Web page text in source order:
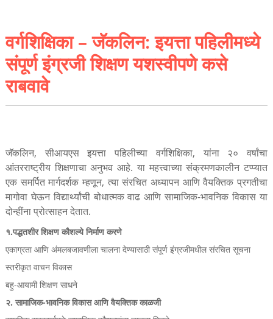
वर्गशिक्षिका – जॅकलिन: इयत्ता पहिलीमध्ये
संपूर्ण इंग्रजी शिक्षण यशस्वीपणे कसे
राबवावे
जॅकलिन, सीआयएस इयत्ता पहिलीच्या वर्गशिक्षिका, यांना २० वर्षांचा
आंतरराष्ट्रीय शिक्षणाचा अनुभव आहे. या महत्त्वाच्या संक्रमणकालीन टप्प्यात
एक समर्पित मार्गदर्शक म्हणून, त्या संरचित अध्यापन आणि वैयक्तिक प्रगतीचा
मागोवा घेऊन विद्यार्थ्यांची बोधात्मक वाढ आणि सामाजिक-भावनिक विकास या
दोन्हींना प्रोत्साहन देतात.
१.पद्धतशीर शिक्षण कौशल्ये निर्माण करणे
एकाग्रता आणि अंमलबजावणीला चालना देण्यासाठी संपूर्ण इंग्रजीमधील संरचित सूचना
स्तरीकृत वाचन विकास
बहु-आयामी शिक्षण साधने
२. सामाजिक-भावनिक विकास आणि वैयक्तिक काळजी